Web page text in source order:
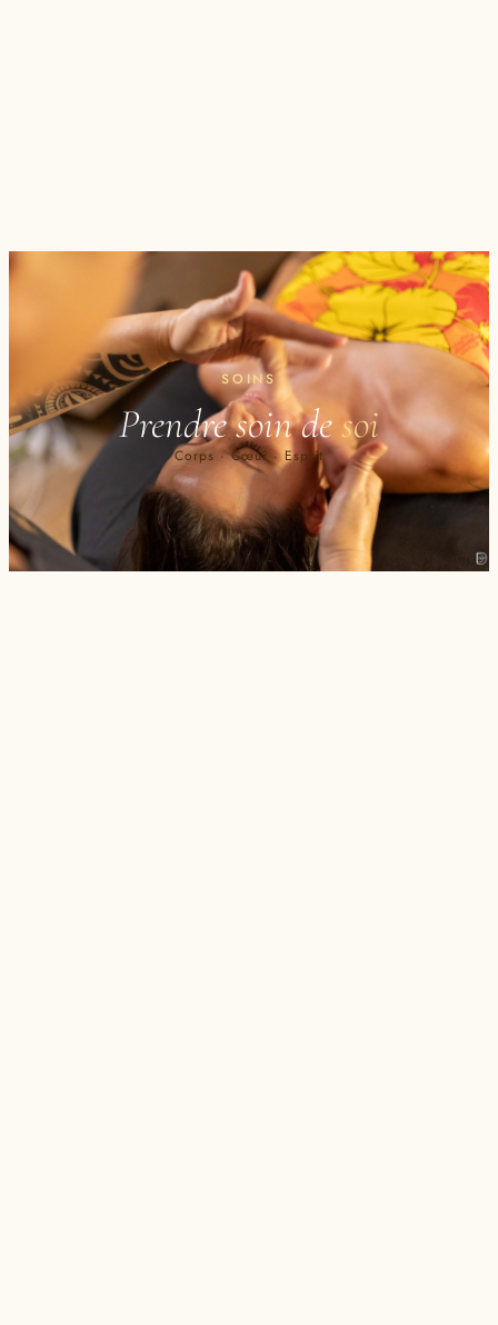
SOINS
Prendre soin desoi
Corps · Cœur · Esprit